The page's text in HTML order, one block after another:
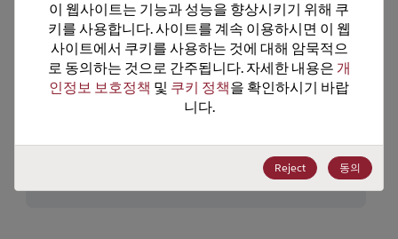
기술 카테고리 Memory & Storage
기술 하위 카테고리 Non-Volatile
Serial Flash
미국 HTS 코드 8542.32.0041
이 웹사이트는 기능과 성능을 향상시키기 위해 쿠
키를 사용합니다. 사이트를 계속 이용하시면 이 웹
사이트에서 쿠키를 사용하는 것에 대해 암묵적으
로 동의하는 것으로 간주됩니다. 자세한 내용은 개
인정보 보호정책 및 쿠키 정책을 확인하시기 바랍
니다.
Reject 동의